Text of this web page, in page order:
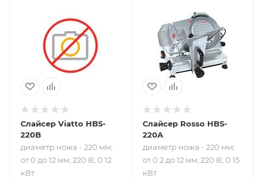
220 мм; от 0 до 12
мм; 220 В; 0.12 кВт
Слайсер Viatto HBS-
220B
диаметр ножа - 220 мм;
от 0 до 12 мм; 220 В; 0.12
кВт
диаметр ножа -
220 мм; от 0.2 до
12 мм; 220 В; 0.15
Слайсер Rosso HBS-
220A
диаметр ножа - 220 мм;
от 0.2 до 12 мм; 220 В; 0.15
кВт